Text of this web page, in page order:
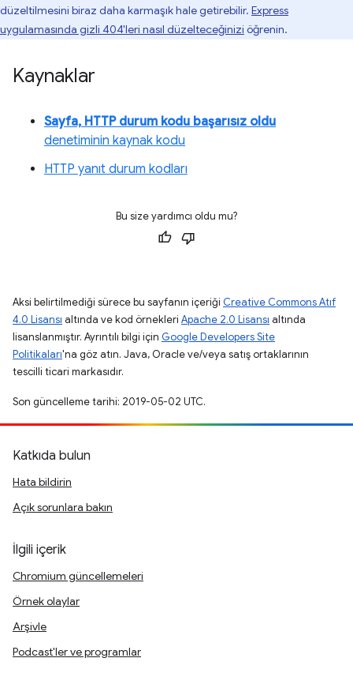
düzeltilmesini biraz daha karmaşık hale getirebilir. Express
uygulamasında gizli 404'leri nasıl düzelteceğinizi öğrenin.
Kaynaklar
Sayfa, HTTP durum kodu başarısız oldu
denetiminin kaynak kodu
HTTP yanıt durum kodları
Bu size yardımcı oldu mu?
Aksi belirtilmediği sürece bu sayfanın içeriği Creative Commons Atıf
4.0 Lisansı altında ve kod örnekleri Apache 2.0 Lisansı altında
lisanslanmıştır. Ayrıntılı bilgi için Google Developers Site
Politikaları'na göz atın. Java, Oracle ve/veya satış ortaklarının
tescilli ticari markasıdır.
Son güncelleme tarihi: 2019-05-02 UTC.
Katkıda bulun
Hata bildirin
Açık sorunlara bakın
İlgili içerik
Chromium güncellemeleri
Örnek olaylar
Arşivle
Podcast'ler ve programlar